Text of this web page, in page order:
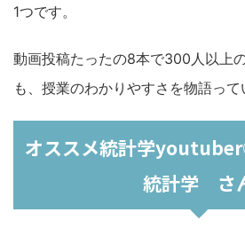
1つです。
動画投稿たったの8本で300人以上
も、授業のわかりやすさを物語って
オススメ統計学
統計学 さ